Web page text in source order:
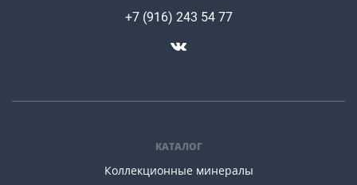
КАТАЛОГ
Коллекционные минералы
+7 (916) 243 54 77